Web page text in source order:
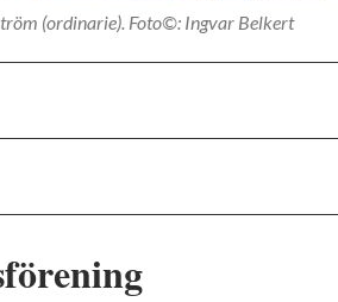
(ordinarie). Foto©: Ingvar Belkert